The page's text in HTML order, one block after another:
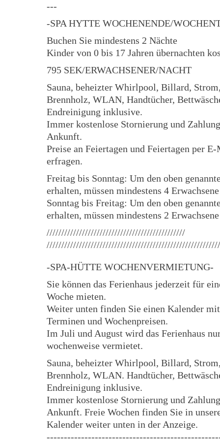
---
-SPA HYTTE WOCHENENDE/
Buchen Sie mindestens 2 Nächte
Kinder von 0 bis 17 Jahren übernachten
795 SEK/ERWACHSENER/NACHT
Sauna, beheizter Whirlpool, Billard,
Brennholz, WLAN, Handtücher,
Endreinigung inklusive.
Immer kostenlose Stornierung und
Ankunft.
Preise an Feiertagen und Feiertagen per
erfragen.
Freitag bis Sonntag: Um den oben
erhalten, müssen mindestens 4
Sonntag bis Freitag: Um den oben
erhalten, müssen mindestens 2
///////////////////////////////////////////////
-SPA-HÜTTE WOCHENVERMIETUNG-
Sie können das Ferienhaus jederzeit für
Woche mieten.
Weiter unten finden Sie einen Kalender
Terminen und Wochenpreisen.
Im Juli und August wird das Ferienhaus
wochenweise vermietet.
Sauna, beheizter Whirlpool, Billard,
Brennholz, WLAN. Handtücher,
Endreinigung inklusive.
Immer kostenlose Stornierung und
Ankunft. Freie Wochen finden Sie in
Kalender weiter unten in der Anzeige.